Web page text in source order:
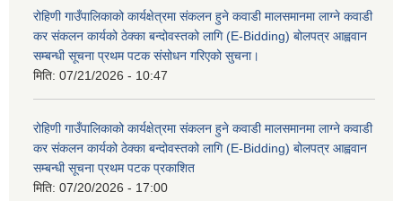
रोहिणी गाउँपालिकाको कार्यक्षेत्रमा संकलन हुने कवाडी मालसमानमा लाग्ने कवाडी
कर संकलन कार्यको ठेक्का बन्दोवस्तको लागि (E-Bidding) बोलपत्र आह्ववान
सम्बन्धी सूचना प्रथम पटक संसोधन गरिएको सुचना।
मिति: 07/21/2026 - 10:47
रोहिणी गाउँपालिकाको कार्यक्षेत्रमा संकलन हुने कवाडी मालसमानमा लाग्ने कवाडी
कर संकलन कार्यको ठेक्का बन्दोवस्तको लागि (E-Bidding) बोलपत्र आह्ववान
सम्बन्धी सूचना प्रथम पटक प्रकाशित
मिति: 07/20/2026 - 17:00